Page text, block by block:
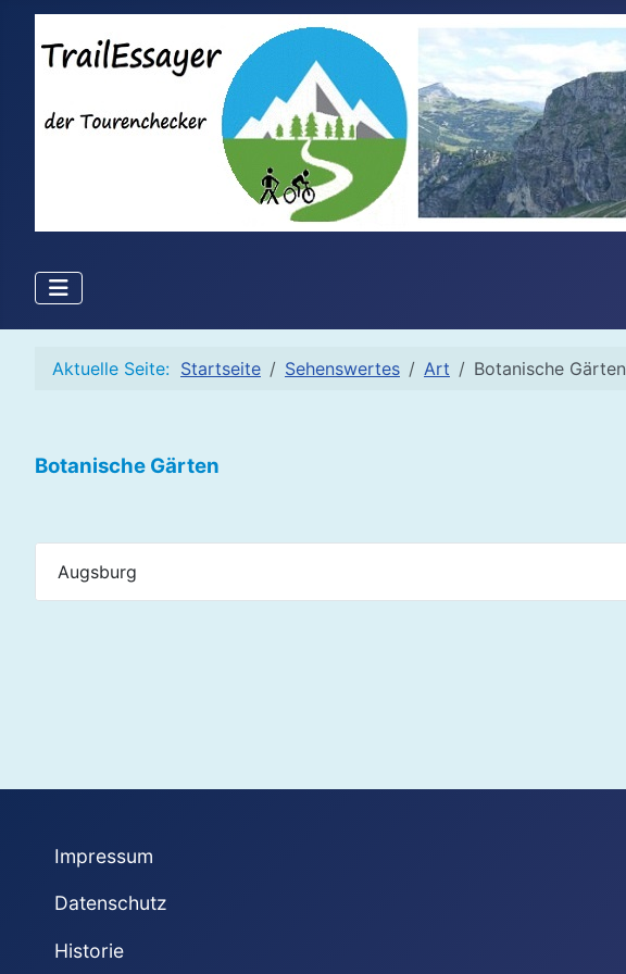
Aktuelle Seite: Startseite Sehenswertes Art Botanische Gärten
Botanische Gärten
Augsburg
Impressum
Datenschutz
Historie